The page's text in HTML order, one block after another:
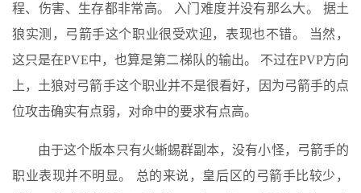
程、伤害、生存都非常高。 入门难度并没有那么大。 据土
狼实测，弓箭手这个职业很受欢迎，表现也不错。 当然，
这只是在PVE中，也算是第二梯队的输出。 不过在PVP方向
上，土狼对弓箭手这个职业并不是很看好，因为弓箭手的点
位攻击确实有点弱，对命中的要求有点高。
由于这个版本只有火蜥蜴群副本，没有小怪，弓箭手的
职业表现并不明显。 总的来说，皇后区的弓箭手比较少，